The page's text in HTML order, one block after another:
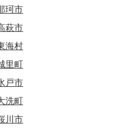
珂市
萩市
海村
里町
戸市
洗町
川市